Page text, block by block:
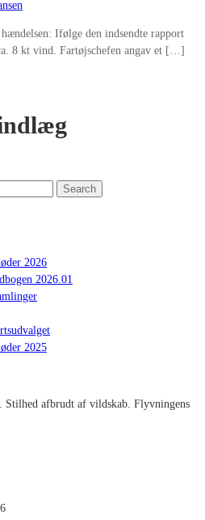
Ifølge den indsendte rapport
8 kt vind. Fartøjschefen angav et […]
Search
2026
2026.01
2025
afbrudt af vildskab. Flyvningens